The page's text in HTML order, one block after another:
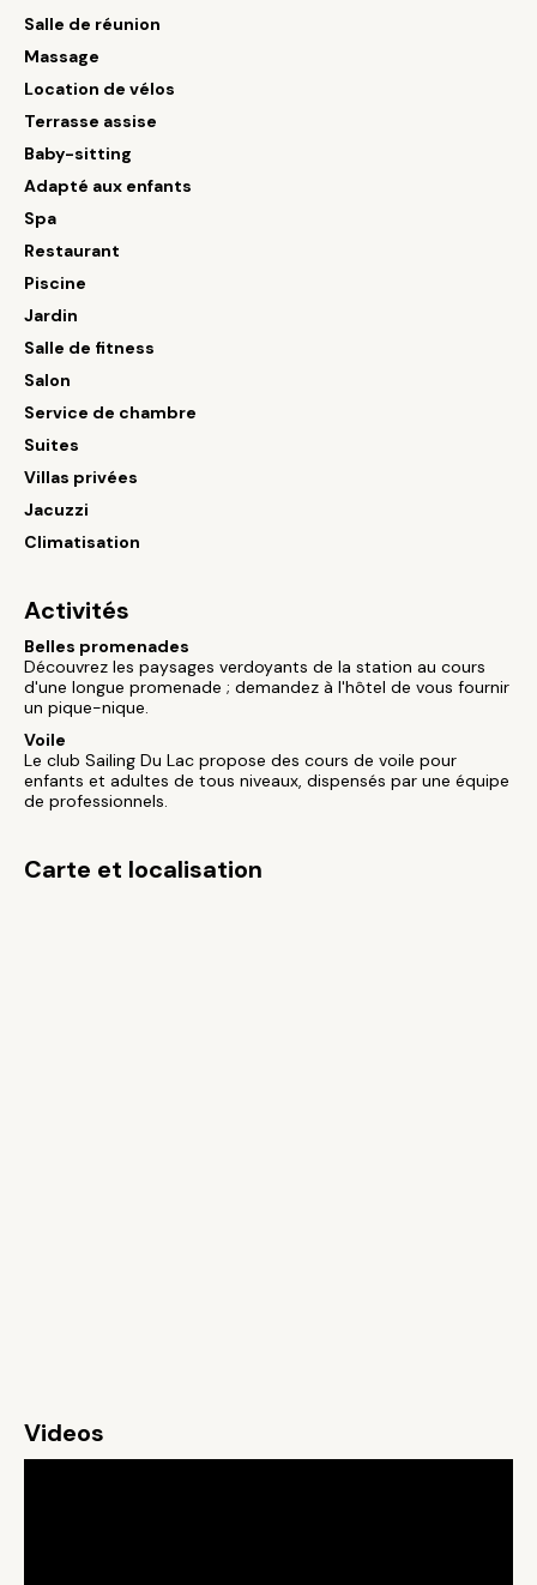
Salle de réunion
Massage
Location de vélos
Terrasse assise
Baby-sitting
Adapté aux enfants
Spa
Restaurant
Piscine
Jardin
Salle de fitness
Salon
Service de chambre
Suites
Villas privées
Jacuzzi
Climatisation
Activités
Belles promenades
Découvrez les paysages verdoyants de la station au cours
d'une longue promenade ; demandez à l'hôtel de vous fournir
un pique-nique.
Voile
Le club Sailing Du Lac propose des cours de voile pour
enfants et adultes de tous niveaux, dispensés par une équipe
de professionnels.
Carte et localisation
Videos